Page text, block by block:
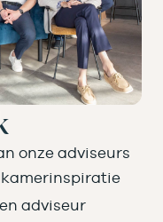
onze adviseurs
adviseur